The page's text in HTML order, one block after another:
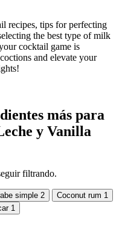
recipes, tips for perfecting
the best type of milk
cocktail game is
and elevate your
más para
y Vanilla
filtrando.
simple 2 Coconut rum 1
1